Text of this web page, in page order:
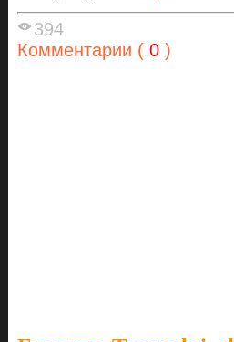
394
Комментарии ( 0 )